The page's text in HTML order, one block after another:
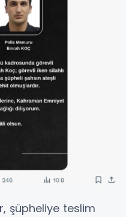
şüpheliye teslim